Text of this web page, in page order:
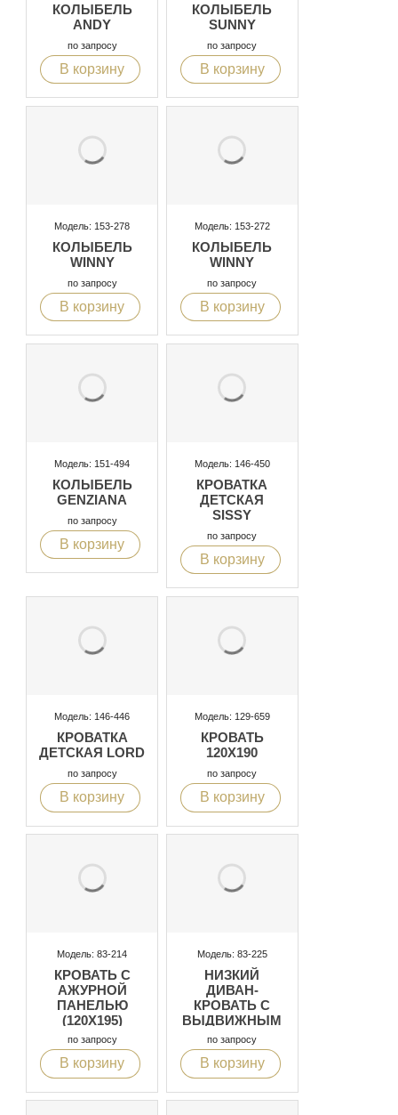
КОЛЫБЕЛЬ
ANDY
по запросу
В корзину
КОЛЫБЕЛЬ
SUNNY
по запросу
В корзину
Модель: 153-278
КОЛЫБЕЛЬ
WINNY
по запросу
В корзину
Модель: 153-272
КОЛЫБЕЛЬ
WINNY
по запросу
В корзину
Модель: 151-494
КОЛЫБЕЛЬ
GENZIANA
по запросу
В корзину
Модель: 146-450
КРОВАТКА
ДЕТСКАЯ
SISSY
по запросу
В корзину
Модель: 146-446
КРОВАТКА
ДЕТСКАЯ LORD
по запросу
В корзину
Модель: 129-659
КРОВАТЬ
120Х190
по запросу
В корзину
Модель: 83-214
КРОВАТЬ С
АЖУРНОЙ
ПАНЕЛЬЮ
(120X195)
по запросу
В корзину
Модель: 83-225
НИЗКИЙ
ДИВАН-
КРОВАТЬ С
ВЫДВИЖНЫМ
ГЛУБОКИМ
ЯЩИКОМ
(185Х80)
по запросу
В корзину